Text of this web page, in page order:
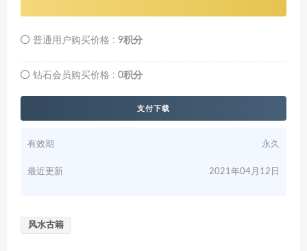
普通用户购买价格 : 9积分
钻石会员购买价格 : 0积分
支付下载
有效期 永久
最近更新 2021年04月12日
风水古籍